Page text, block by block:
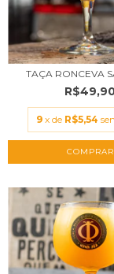
TAÇA RONCEVA
9 x de R$5,54